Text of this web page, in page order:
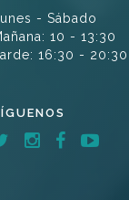
Lunes - Sábado
10 - 13:30
16:30 - 20:30